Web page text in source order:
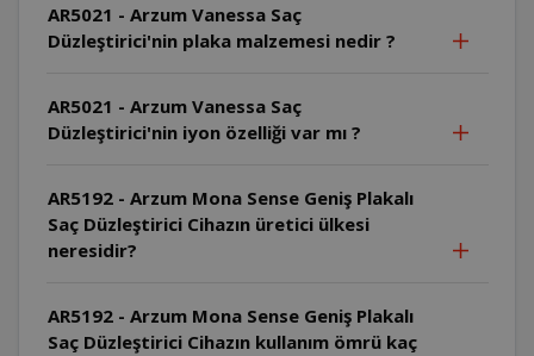
AR5021 - Arzum Vanessa Saç
Düzleştirici'nin plaka malzemesi nedir ?
AR5021 - Arzum Vanessa Saç
Düzleştirici'nin iyon özelliği var mı ?
AR5192 - Arzum Mona Sense Geniş Plakalı
Saç Düzleştirici Cihazın üretici ülkesi
neresidir?
AR5192 - Arzum Mona Sense Geniş Plakalı
Saç Düzleştirici Cihazın kullanım ömrü kaç